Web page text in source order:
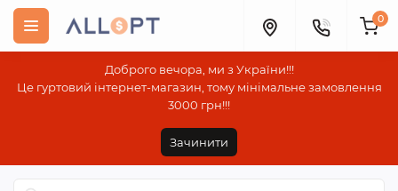
Доброго вечора, ми з України!!!
Це гуртовий інтернет-магазин, тому мінімальне замовлення
3000 грн!!!
Зачинити
0